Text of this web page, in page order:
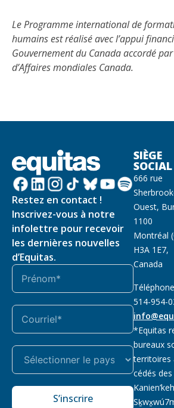
Le Programme international de
humains est réalisé avec l’appui
Gouvernement du Canada accordé
d’Affaires mondiales Canada.
Restez en contact !
Inscrivez-vous à notre
infolettre pour recevoir
les dernières nouvelles
d’Equitas.
S’inscrire
SIÈGE
SOCIAL
666 rue
Ouest,
1100
Montréal
H3A 1E7,
Canada
514-954-
*Equitas
bureaux
territoires
cédés